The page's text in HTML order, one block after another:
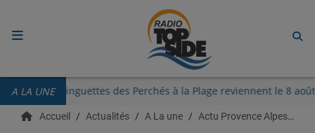
A LA UNE Les Guinguettes des Perchés à la Plage reviennent
RADIOAccueil Actualités A La une Actu Provence Alpes Côte d'azur